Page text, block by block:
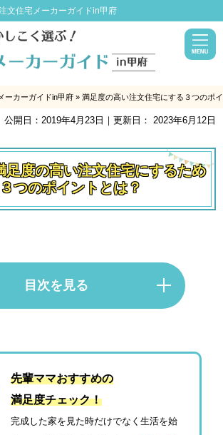
文住宅メーカーガイドin甲府
ーカーガイドin甲府 » 満足度の高い注文住宅にする３つのポ
公開日： 2019年4月23日 ｜更新日： 2023年6月12日
足度の高い注文住宅にするため
つのポイントとは？
目次を見る
に重視されるポイント
先輩ママおすすめの
満足度チェック！
完成した家を見た時だけでなく生活を始